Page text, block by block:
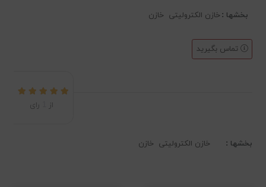
بخشها : خازن الکترولیتی خازن
تماس بگیرید
از رای
بخشها : خازن الکترولیتی خازن